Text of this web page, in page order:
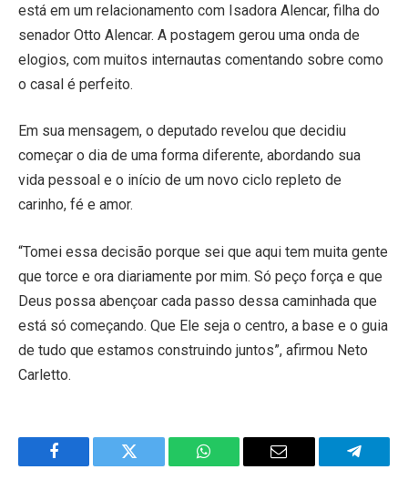
está em um relacionamento com Isadora Alencar, filha do
senador Otto Alencar. A postagem gerou uma onda de
elogios, com muitos internautas comentando sobre como
o casal é perfeito.
Em sua mensagem, o deputado revelou que decidiu
começar o dia de uma forma diferente, abordando sua
vida pessoal e o início de um novo ciclo repleto de
carinho, fé e amor.
“Tomei essa decisão porque sei que aqui tem muita gente
que torce e ora diariamente por mim. Só peço força e que
Deus possa abençoar cada passo dessa caminhada que
está só começando. Que Ele seja o centro, a base e o guia
de tudo que estamos construindo juntos”, afirmou Neto
Carletto.
Facebook Twitter WhatsApp Email